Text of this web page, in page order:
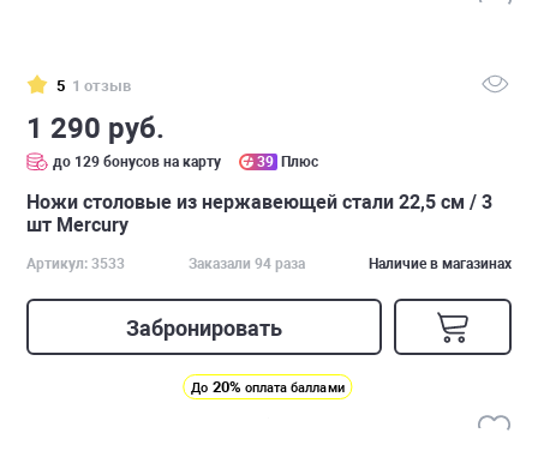
5 1 отзыв
1 290 руб.
до 129 бонусов на карту 39 Плюс
Ножи столовые из нержавеющей стали 22,5 см / 3
шт Mercury
Артикул: 3533 Заказали 94 раза Наличие в магазинах
Забронировать
До 20% оплата баллами